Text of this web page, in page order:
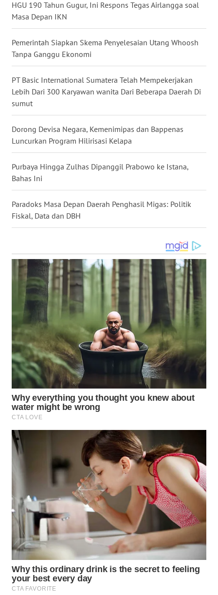
HGU 190 Tahun Gugur, Ini Respons Tegas Airlangga soal
Masa Depan IKN
Pemerintah Siapkan Skema Penyelesaian Utang Whoosh
Tanpa Ganggu Ekonomi
PT Basic International Sumatera Telah Mempekerjakan
Lebih Dari 300 Karyawan wanita Dari Beberapa Daerah Di
sumut
Dorong Devisa Negara, Kemenimipas dan Bappenas
Luncurkan Program Hilirisasi Kelapa
Purbaya Hingga Zulhas Dipanggil Prabowo ke Istana,
Bahas Ini
Paradoks Masa Depan Daerah Penghasil Migas: Politik
Fiskal, Data dan DBH
WN
KALTARA
WN
KALSEL
WN
KALTIM
WN
SULSEL
WN
GORONTALO
SULUT
WN
MALUT
WN
DAIRI
WN
DANAU
TOBA
WN
NIAS
LANGKAT
WN
TANJUNG
LESUNG
WN
KARO
WN